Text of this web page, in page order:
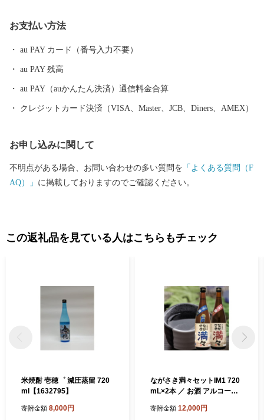
ん。今まさに市民一丸となり、復興に向け一歩ずつ邁進していま
す。 宮古市は、必ずや復興いたします。 -------------------------------
受領証明書は、別々に発送しております。 寄附金受領証明書は、
寄附日から概ね２～３週間程度で発送されます。 --------------------
------------------------------------- □ワンストップ特例申請書の送付先
-------------------- ■寄付お申し込み後のお問い合わせ先 ふるさと納
税サポートセンター 〇電話：0570-015-482 〇E-mail: ask-fc@furusa
to-support.jp ※平日10時～17時（祝祭日・特定休業期間を除く）
お支払い方法
au PAY カード（番号入力不要）
au PAY 残高
au PAY（auかんたん決済）通信料金合算
クレジットカード決済（VISA、Master、JCB、Diners、AMEX）
お申し込みに関して
不明点がある場合、お問い合わせの多い質問を 「よくある質問（F
AQ）」 に掲載しておりますのでご確認ください。
この返礼品を見ている人はこちらもチェック
米焼酎 壱穂゜ 減圧蒸留 720
ml【1632795】
寄附金額 8,000円
ながさき満々セットIM1 720
mL×2本 ／ お酒 アルコール
ット 長崎県
寄附金額 12,000円